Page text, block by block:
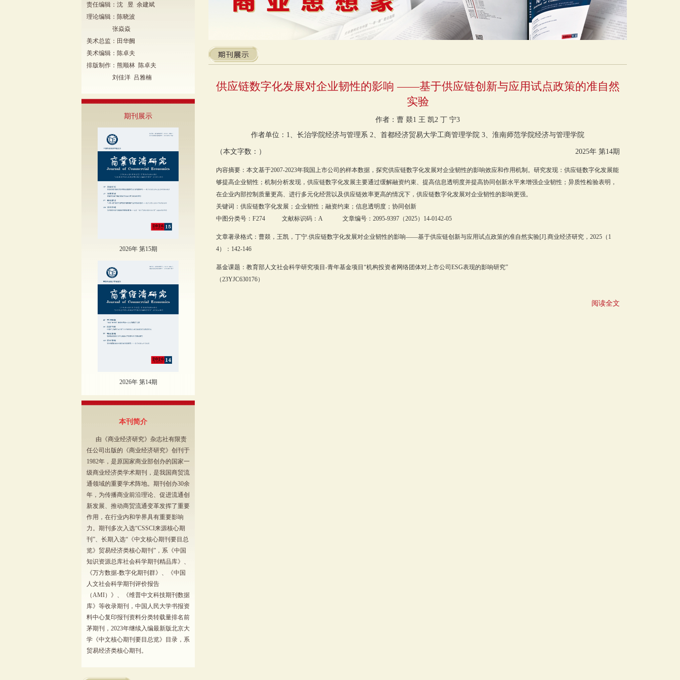
责任编辑：沈 昱 余建斌
理论编辑：陈晓波
张焱焱
美术总监：田华阙
美术编辑：陈卓夫
排版制作：熊顺林 陈卓夫
刘佳洋 吕雅楠
期刊展示
2026年 第15期
2026年 第14期
本刊简介
由《商业经济研究》杂志社有限责
任公司出版的《商业经济研究》创刊于
1982年，是原国家商业部创办的国家一
级商业经济类学术期刊，是我国商贸流
通领域的重要学术阵地。期刊创办30余
年，为传播商业前沿理论、促进流通创
新发展、推动商贸流通变革发挥了重要
作用，在行业内和学界具有重要影响
力。期刊多次入选“CSSCI来源核心期
刊”、长期入选“《中文核心期刊要目总
览》贸易经济类核心期刊”，系《中国
知识资源总库社会科学期刊精品库》、
《万方数据-数字化期刊群》、《中国
人文社会科学期刊评价报告
（AMI）》、《维普中文科技期刊数据
库》等收录期刊，中国人民大学书报资
料中心复印报刊资料分类转载量排名前
茅期刊，2023年继续入编最新版北京大
学《中文核心期刊要目总览》目录，系
贸易经济类核心期刊。
供应链数字化发展对企业韧性的影响 ——基于供应链创新与应用试点政策的准自然
实验
作者：曹 燚1 王 凯2 丁 宁3
作者单位：1、长治学院经济与管理系 2、首都经济贸易大学工商管理学院 3、淮南师范学院经济与管理学院
（本文字数：） 2025年 第14期
内容摘要：本文基于2007-2023年我国上市公司的样本数据，探究供应链数字化发展对企业韧性的影响效应和作用机制。研究发现：供应链数字化发展能
够提高企业韧性；机制分析发现，供应链数字化发展主要通过缓解融资约束、提高信息透明度并提高协同创新水平来增强企业韧性；异质性检验表明，
在企业内部控制质量更高、进行多元化经营以及供应链效率更高的情况下，供应链数字化发展对企业韧性的影响更强。
关键词：供应链数字化发展；企业韧性；融资约束；信息透明度；协同创新
中图分类号：F274 文献标识码：A 文章编号：2095-9397（2025）14-0142-05
文章著录格式：曹燚，王凯，丁宁.供应链数字化发展对企业韧性的影响——基于供应链创新与应用试点政策的准自然实验[J].商业经济研究，2025（1
4）：142-146
基金课题：教育部人文社会科学研究项目-青年基金项目“机构投资者网络团体对上市公司ESG表现的影响研究”
（23YJC630176）
阅读全文